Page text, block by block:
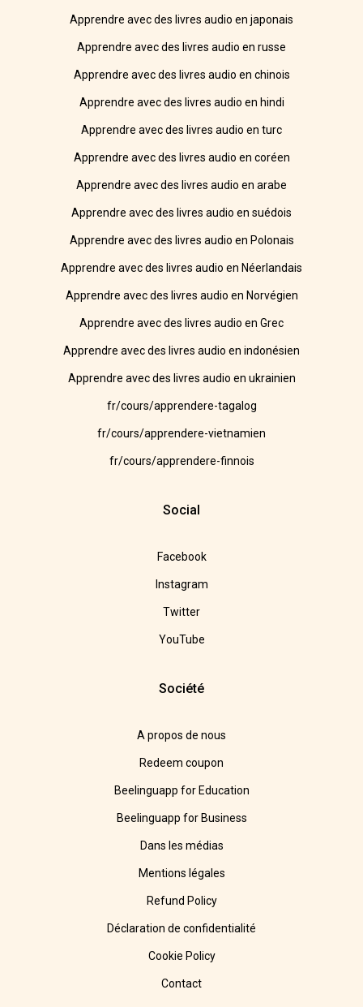
Apprendre avec des livres audio en japonais
Apprendre avec des livres audio en russe
Apprendre avec des livres audio en chinois
Apprendre avec des livres audio en hindi
Apprendre avec des livres audio en turc
Apprendre avec des livres audio en coréen
Apprendre avec des livres audio en arabe
Apprendre avec des livres audio en suédois
Apprendre avec des livres audio en Polonais
Apprendre avec des livres audio en Néerlandais
Apprendre avec des livres audio en Norvégien
Apprendre avec des livres audio en Grec
Apprendre avec des livres audio en indonésien
Apprendre avec des livres audio en ukrainien
fr/cours/apprendere-tagalog
fr/cours/apprendere-vietnamien
fr/cours/apprendere-finnois
Social
Facebook
Instagram
Twitter
YouTube
Société
A propos de nous
Redeem coupon
Beelinguapp for Education
Beelinguapp for Business
Dans les médias
Mentions légales
Refund Policy
Déclaration de confidentialité
Cookie Policy
Contact